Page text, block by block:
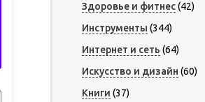
Здоровье и фитнес(42)
Инструменты (344)
Интернет и сеть (64)
Искусство и дизайн (60)
Книги (37)